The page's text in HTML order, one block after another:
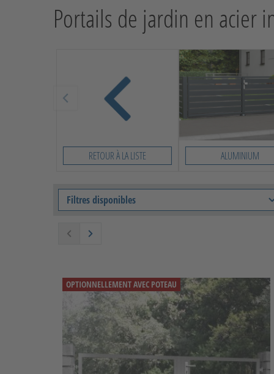
Portails de jardin en acier
RETOUR À LA LISTE
ALUMINIUM
Filtres disponibles
OPTIONNELLEMENT AVEC POTEAU